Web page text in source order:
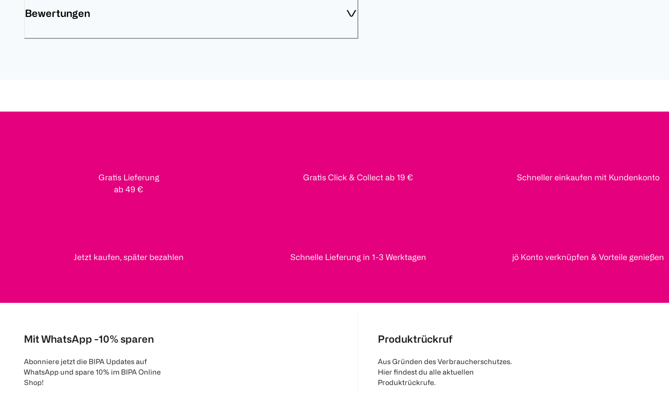
Bewertungen
Gratis Lieferung
ab 49 €
Gratis Click & Collect ab 19 € Schneller einkaufen mit Kundenkonto
Jetzt kaufen, später bezahlen Schnelle Lieferung in 1-3 Werktagen jö Konto verknüpfen & Vorteile genießen
Mit WhatsApp -10% sparen
Abonniere jetzt die BIPA Updates auf
WhatsApp und spare 10% im BIPA Online
Shop!
Produktrückruf
Aus Gründen des Verbraucherschutzes.
Hier findest du alle aktuellen
Produktrückrufe.